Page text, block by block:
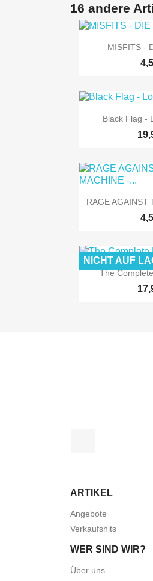
16 andere

MISFITS -

Black Flag -

RAGE AGAINST

The
NICHT AUF
ARTIKEL
Angebote
Verkaufshits
WER SIND WIR?
Über uns